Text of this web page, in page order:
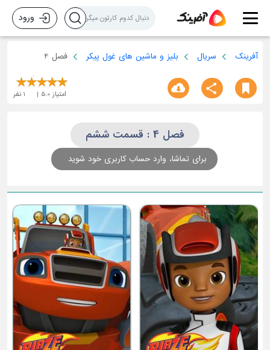
ورود
آفرینک سریال بلیز و ماشین های غول پیکر فصل 4
امتیاز 5.0
1 نفر
فصل 4 : قسمت ششم
برای تماشا، وارد حساب کاربری خود شوید